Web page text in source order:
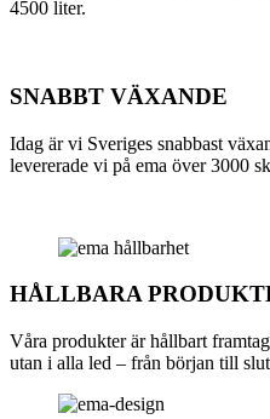
4500 liter.
SNABBT VÄXANDE
Idag är vi Sveriges snabbast
levererade vi på ema över 3000
HÅLLBARA
Våra produkter är hållbart
utan i alla led – från början till